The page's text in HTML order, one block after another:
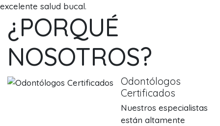
excelente salud bucal.
¿PORQUÉ
NOSOTROS?
Odontólogos
Certificados
Nuestros especialistas
están altamente